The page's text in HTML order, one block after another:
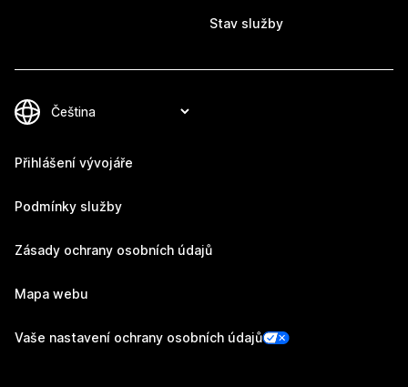
Stav služby
Přihlášení vývojáře
Podmínky služby
Zásady ochrany osobních údajů
Mapa webu
Vaše nastavení ochrany osobních údajů